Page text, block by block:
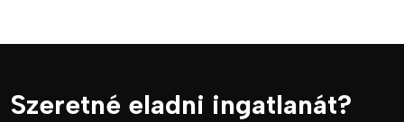
Szeretné eladni ingatlanát?